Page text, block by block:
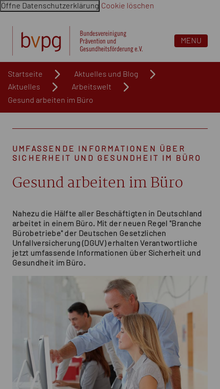
Öffne Datenschutzerklärung Cookie löschen
MENU
Startseite
Aktuelles und Blog
Aktuelles
Arbeitswelt
Gesund arbeiten im Büro
UMFASSENDE INFORMATIONEN ÜBER
SICHERHEIT UND GESUNDHEIT IM BÜRO
Gesund arbeiten im Büro
Nahezu die Hälfte aller Beschäftigten in Deutschland
arbeitet in einem Büro. Mit der neuen Regel "Branche
Bürobetriebe" der Deutschen Gesetzlichen
Unfallversicherung (DGUV) erhalten Verantwortliche
jetzt umfassende Informationen über Sicherheit und
Gesundheit im Büro.